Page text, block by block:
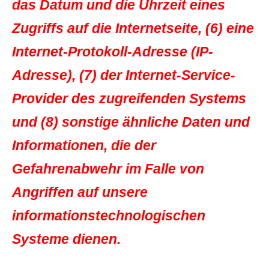
das Datum und die Uhrzeit eines
Zugriffs auf die Internetseite, (6) eine
Internet-Protokoll-Adresse (IP-
Adresse), (7) der Internet-Service-
Provider des zugreifenden Systems
und (8) sonstige ähnliche Daten und
Informationen, die der
Gefahrenabwehr im Falle von
Angriffen auf unsere
informationstechnologischen
Systeme dienen.